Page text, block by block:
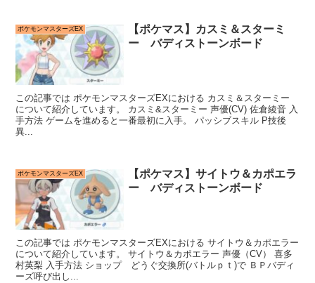
ポケモンマスターズEX
【ポケマス】カスミ＆スターミ
ー バディストーンボード
この記事では ポケモンマスターズEXにおける カスミ＆スターミー
について紹介しています。 カスミ&スターミー 声優(CV) 佐倉綾音 入
手方法 ゲームを進めると一番最初に入手。 パッシブスキル P技後
異...
ポケモンマスターズEX
【ポケマス】サイトウ＆カポエラ
ー バディストーンボード
この記事では ポケモンマスターズEXにおける サイトウ＆カポエラー
について紹介しています。 サイトウ＆カポエラー 声優（CV） 喜多
村英梨 入手方法 ショップ どうぐ交換所(バトルｐｔ)で ＢＰバディ
ーズ呼び出し...